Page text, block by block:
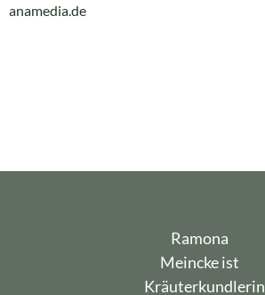
anamedia.de
Ramona
Meincke ist
Kräuterkundlerin